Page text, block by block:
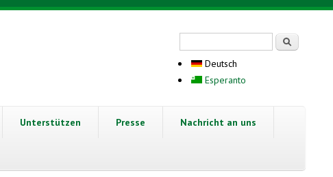
Deutsch
Esperanto
Unterstützen Presse Nachricht an uns